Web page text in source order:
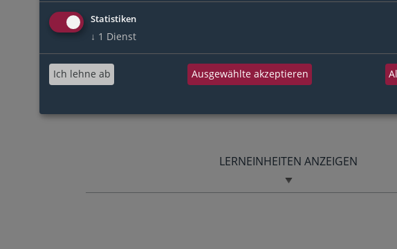
LERNEINHEITEN ANZEIGEN
Statistiken
↓ 1 Dienst
Ich lehne ab Ausgewählte akzeptieren